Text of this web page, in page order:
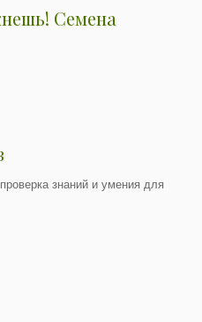
Семена
знаний и умения для